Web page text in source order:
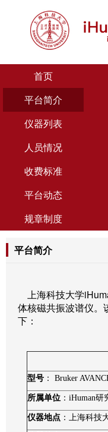
首页
平台简介
仪器列表
人员情况
收费标准
平台动态
规章制度
平台简介
上海科技大学
体核磁共振波谱仪。
下：
型号 ： Bruker
所属单位 ： iHuman研
仪器地点 ：上海科技